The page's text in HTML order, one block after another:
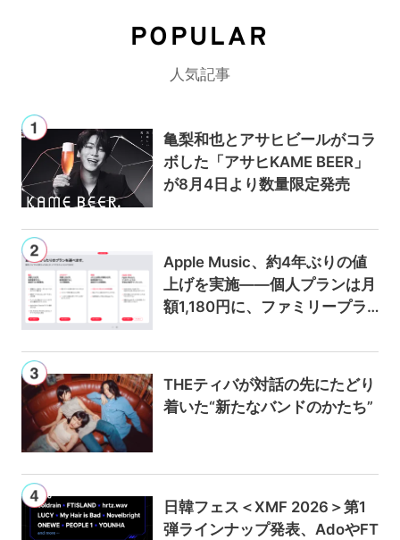
POPULAR
人気記事
亀梨和也とアサヒビールがコラ
ボした「アサヒKAME BEER」
が8月4日より数量限定発売
Apple Music、約4年ぶりの値
上げを実施——個人プランは月
額1,180円に、ファミリープラ
THEティバが対話の先にたどり
着いた“新たなバンドのかたち”
日韓フェス＜XMF 2026＞第1
弾ラインナップ発表、AdoやFT